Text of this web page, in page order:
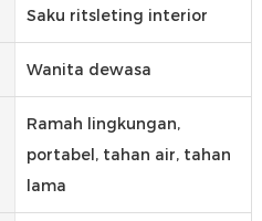
Saku ritsleting interior
Wanita dewasa
Ramah lingkungan,
portabel, tahan air, tahan
lama